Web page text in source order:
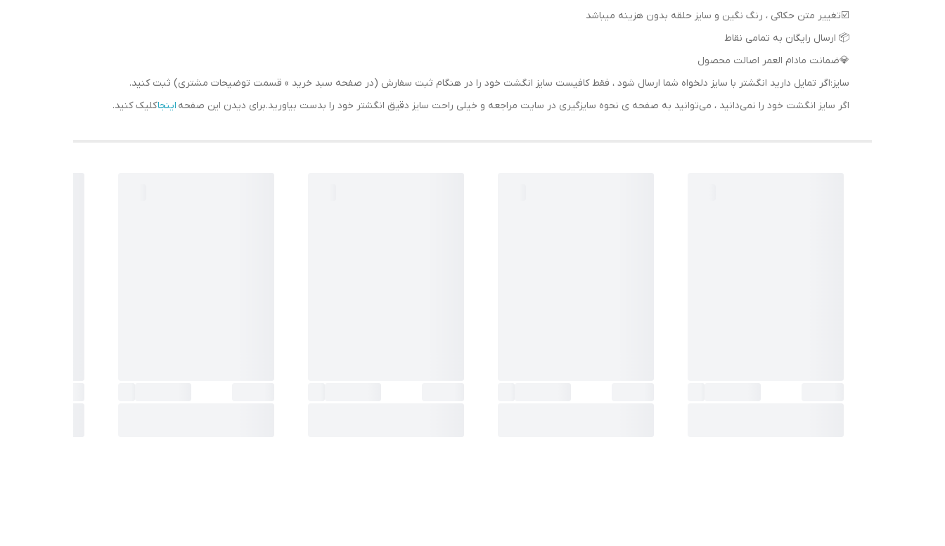
📦 ارسال رایگان به تمامی نقاط
💎ضمانت مادام العمر اصالت محصول
سایز:اگر تمایل دارید انگشتر با سایز دلخواه شما ارسال شود ، فقط کافیست سایز انگشت خود را در هنگام ثبت سفارش (در صفحه سبد خرید » قسمت توضیحات مشتری) ثبت کنید.
اگر سایز انگشت خود را نمی‌دانید ، می‌توانید به صفحه ی نحوه سایزگیری در سایت مراجعه و خیلی راحت سایز دقیق انگشتر خود را بدست بیاورید.برای دیدن این صفحه اینجاکلیک کنید.